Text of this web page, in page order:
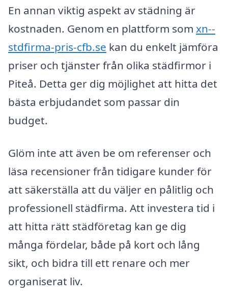
En annan viktig aspekt av städning är
kostnaden. Genom en plattform som xn--
stdfirma-pris-cfb.se kan du enkelt jämföra
priser och tjänster från olika städfirmor i
Piteå. Detta ger dig möjlighet att hitta det
bästa erbjudandet som passar din
budget.
Glöm inte att även be om referenser och
läsa recensioner från tidigare kunder för
att säkerställa att du väljer en pålitlig och
professionell städfirma. Att investera tid i
att hitta rätt städföretag kan ge dig
många fördelar, både på kort och lång
sikt, och bidra till ett renare och mer
organiserat liv.